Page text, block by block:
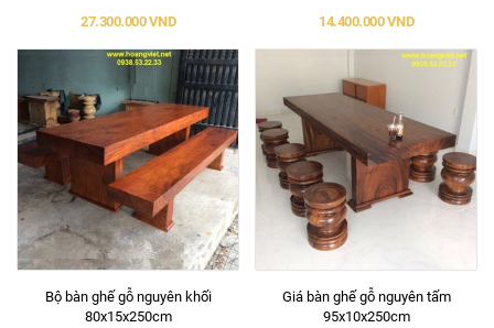
27.300.000 VND
14.400.000 VND
Bộ bàn ghế gỗ nguyên khối
80x15x250cm
Giá bàn ghế gỗ nguyên tấm
95x10x250cm